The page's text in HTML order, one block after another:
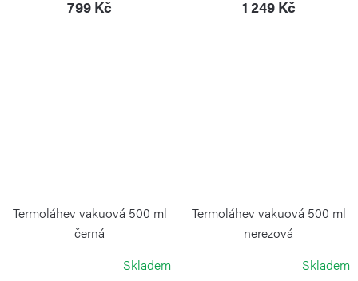
799 Kč 1 249 Kč
Termoláhev vakuová 500 ml
černá
Skladem
Termoláhev vakuová 500 ml
nerezová
Skladem